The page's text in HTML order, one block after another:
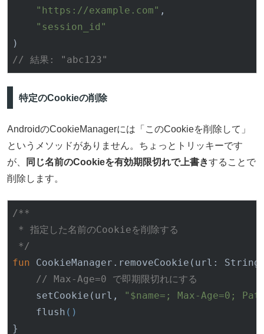
"https://example.com" ,
"session_id"
// 結果: "abc123"
特定のCookieの削除
AndroidのCookieManagerには「このCookieを削除して」
というメソッドがありません。ちょっとトリッキーです
が、
同じ名前のCookieを有効期限切れで上書きすることで
削除します。
/**
* 指定した名前のCookieを削除する
*/
fun
CookieManager . removeCookie( url :
// Max-Age=0 で即期限切れにする
    set
Cookie( url ,
"$name=; Max-Age=0;
    flush
()
}